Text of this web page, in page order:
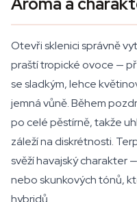
Otevři sklenici správně
praští tropické ovoce —
se sladkým, lehce
jemná vůně. Během
po celé pěstírně, takže
záleží na diskrétnosti.
svěží havajský charakter
nebo skunkových tónů,
hybridů.